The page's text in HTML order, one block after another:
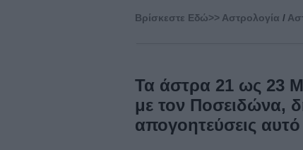
Βρίσκεστε Eδώ>> Αστρολογία /
Τα άστρα 21 ως 23
με τον Ποσειδώνα,
απογοητεύσεις